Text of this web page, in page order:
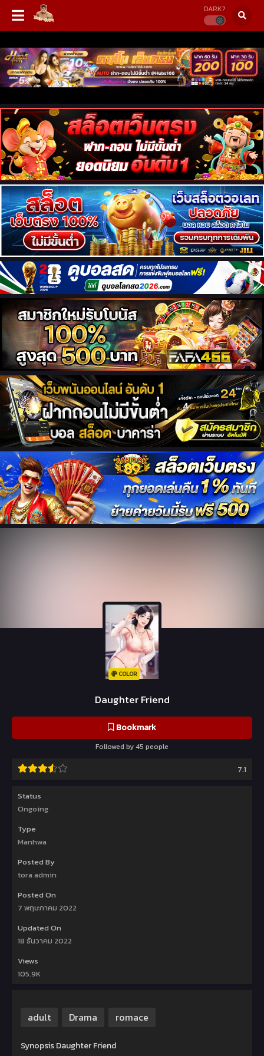
DARK?
COLOR
Daughter Friend
Bookmark
Followed by 45 people
7.1
Status
Ongoing
Type
Manhwa
Posted By
tora admin
Posted On
7 พฤษภาคม 2022
Updated On
18 ธันวาคม 2022
Views
105.9K
adult Drama romace
Synopsis Daughter Friend